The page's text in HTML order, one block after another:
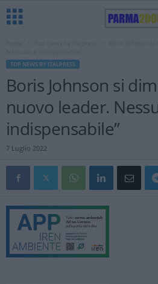
TOP NEWS BY ITALPRESS
Boris Johnson si
nuovo leader.
indispensabile”
7 Luglio 2022